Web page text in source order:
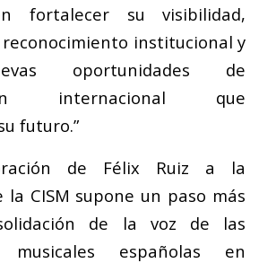
fortalecer su visibilidad,
institucional y
oportunidades de
internacional que
futuro.”
de Félix Ruiz a la
la CISM supone un paso más
de la voz de las
musicales españolas en